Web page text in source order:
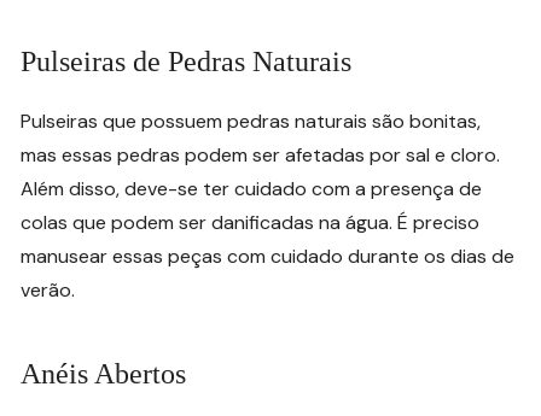
Pulseiras de Pedras Naturais
Pulseiras que possuem pedras naturais são bonitas,
mas essas pedras podem ser afetadas por sal e cloro.
Além disso, deve-se ter cuidado com a presença de
colas que podem ser danificadas na água. É preciso
manusear essas peças com cuidado durante os dias de
verão.
Anéis Abertos